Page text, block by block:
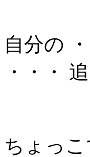
自分の
・・・
ちょっ